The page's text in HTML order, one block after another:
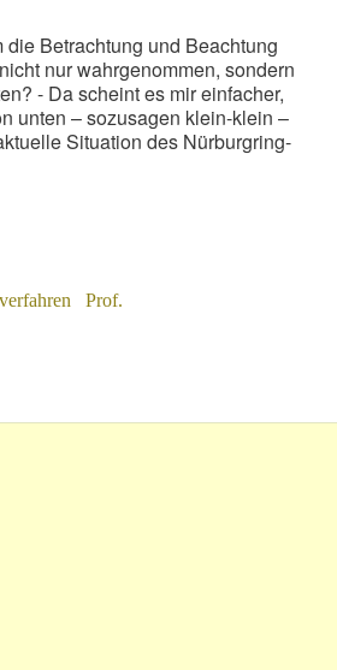
Betrachtung und Beachtung
nur wahrgenommen, sondern
- Da scheint es mir einfacher,
unten – sozusagen klein-klein –
Situation des Nürburgring-
Prof.